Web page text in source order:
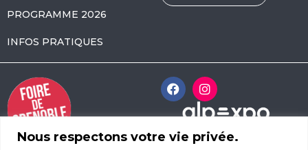
Nous respectons votre vie privée.
PROGRAMME 2026
INFOS PRATIQUES